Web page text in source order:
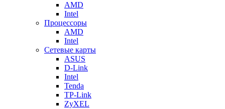
AMD
Intel
Процессоры
AMD
Intel
Сетевые карты
ASUS
D-Link
Intel
Tenda
TP-Link
ZyXEL